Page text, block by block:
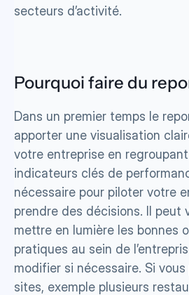
secteurs d’activité.
Pourquoi faire du
Dans un premier temps le
apporter une visualisation
votre entreprise en
indicateurs clés de
nécessaire pour piloter votre
prendre des décisions. Il peut
mettre en lumière les bonnes
pratiques au sein de
modifier si nécessaire. Si
sites, exemple plusieurs